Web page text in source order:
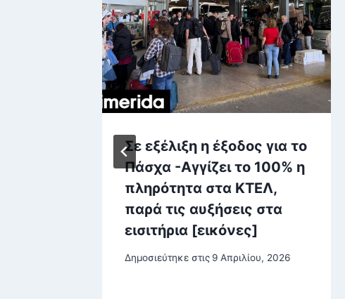
Σε εξέλιξη η έξοδος για το
Πάσχα -Αγγίζει το 100% η
πληρότητα στα ΚΤΕΛ,
παρά τις αυξήσεις στα
εισιτήρια [εικόνες]
Δημοσιεύτηκε στις 9 Απριλίου, 2026